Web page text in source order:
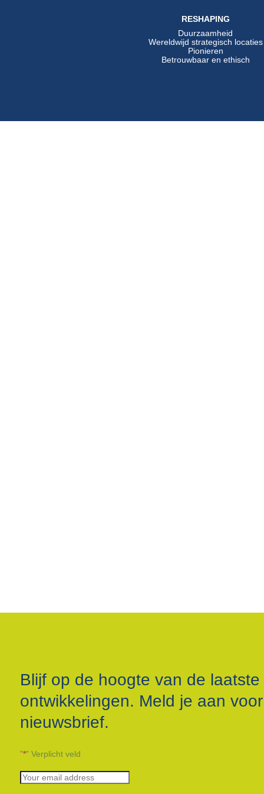
RESHAPING
Duurzaamheid
Wereldwijd strategisch locaties
Pionieren
Betrouwbaar en ethisch
Blijf op de hoogte van de laatste
ontwikkelingen. Meld je aan
nieuwsbrief.
"*" Verplicht veld